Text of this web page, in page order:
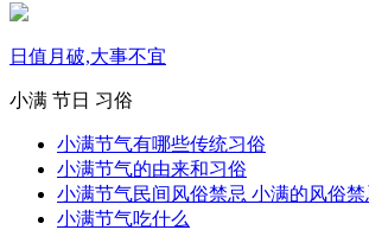
日值月破,大事不宜
小满 节日 习俗
小满节气有哪些传统习俗
小满节气的由来和习俗
小满节气民间风俗禁忌 小满的风俗禁
小满节气吃什么